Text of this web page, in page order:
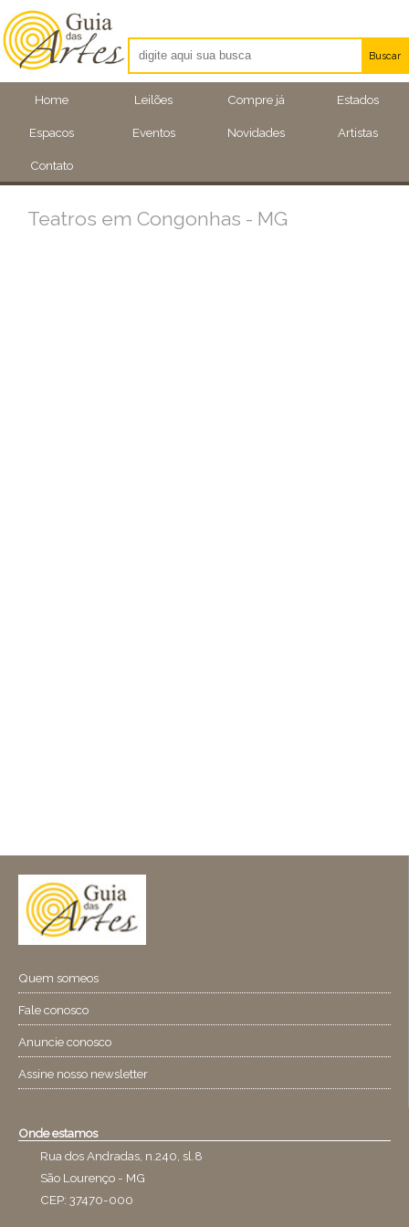
Home Leilões Compre já Estados
Espacos Eventos Novidades Artistas
Contato
Buscar
Artistas
Eventos
Teatros em Congonhas - MG
Quem someos
Fale conosco
Anuncie conosco
Assine nosso newsletter
Onde estamos
Rua dos Andradas, n.240, sl.8
São Lourenço - MG
CEP: 37470-000